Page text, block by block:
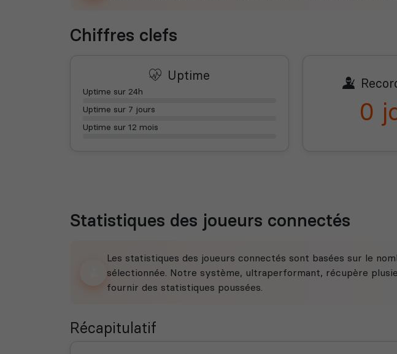
Chiffres clefs
Uptime
Uptime sur 24h
Uptime sur 7 jours
Uptime sur 12 mois
0
Statistiques des joueurs connectés
Les statistiques des joueurs connectés sont basées sur le
sélectionnée. Notre système, ultraperformant, récupère
fournir des statistiques poussées.
Récapitulatif